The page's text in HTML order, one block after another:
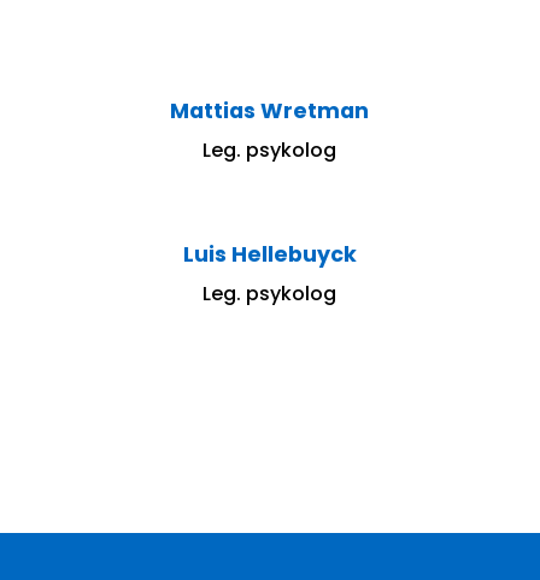
Mattias Wretman
Leg. psykolog
Luis Hellebuyck
Leg. psykolog